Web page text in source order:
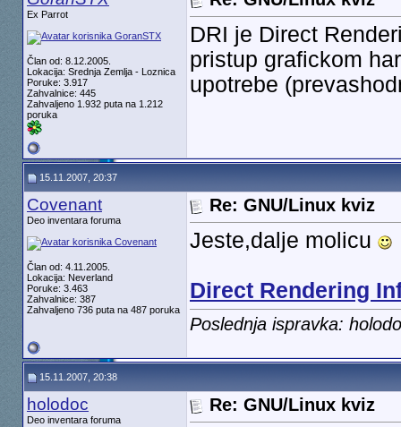
Ex Parrot
Član od: 8.12.2005.
Lokacija: Srednja Zemlja - Loznica
Poruke: 3.917
Zahvalnice: 445
Zahvaljeno 1.932 puta na 1.212
poruka
DRI je Direct
pristup grafickom
upotrebe
15.11.2007, 20:37
Covenant
Deo inventara foruma
Član od: 4.11.2005.
Lokacija: Neverland
Poruke: 3.463
Zahvalnice: 387
Zahvaljeno 736 puta na 487 poruka
Re: GNU/Linux kviz
Jeste,dalje molicu
Direct Rendering
Poslednja ispravka:
15.11.2007, 20:38
holodoc
Deo inventara foruma
Re: GNU/Linux kviz